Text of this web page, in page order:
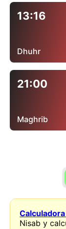
13:16
Dhuhr
21:00
Maghrib
Nisab y